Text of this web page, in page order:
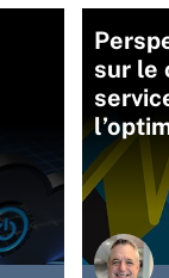
sur le